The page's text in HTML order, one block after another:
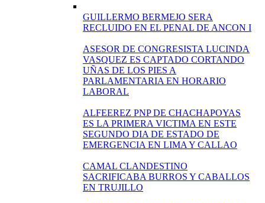
GUILLERMO BERMEJO SERA
RECLUIDO EN EL PENAL DE ANCON I
ASESOR DE CONGRESISTA LUCINDA
VASQUEZ ES CAPTADO CORTANDO
UÑAS DE LOS PIES A
PARLAMENTARIA EN HORARIO
LABORAL
ALFEEREZ PNP DE CHACHAPOYAS
ES LA PRIMERA VICTIMA EN ESTE
SEGUNDO DIA DE ESTADO DE
EMERGENCIA EN LIMA Y CALLAO
CAMAL CLANDESTINO
SACRIFICABA BURROS Y CABALLOS
EN TRUJILLO